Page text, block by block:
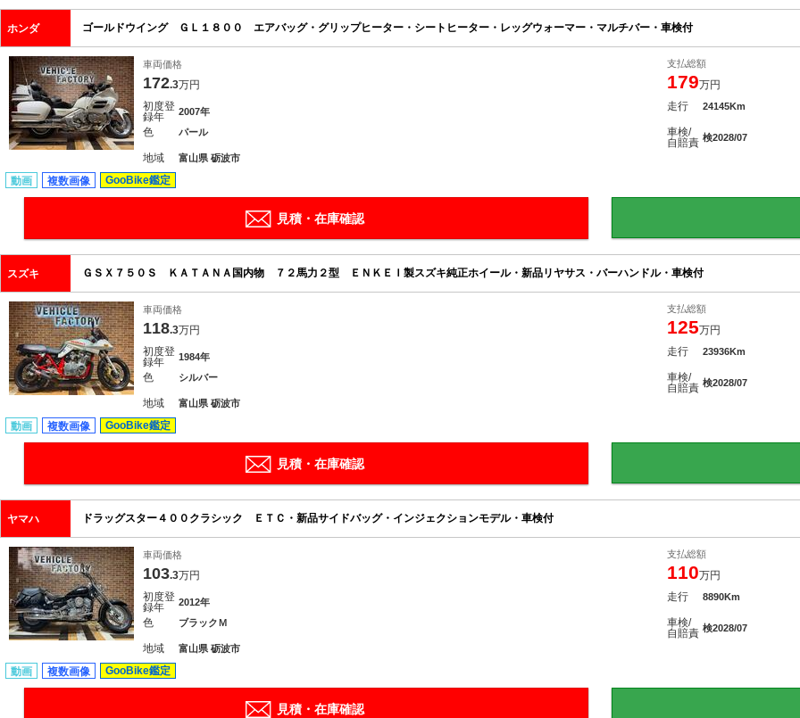
ホンダ ゴールドウイング ＧＬ１８００ エアバッグ・グリップヒーター・シートヒーター・レッグウォーマー・マルチバー・車検付
車両価格
172.3万円
支払総額
179万円
初度登
録年
2007年 走行 24145Km
色 パール
車検/
自賠責 検2028/07
地域 富山県 砺波市
動画 複数画像 GooBike鑑定
見積・在庫確認
スズキ ＧＳＸ７５０Ｓ ＫＡＴＡＮＡ国内物 ７２馬力２型 ＥＮＫＥＩ製スズキ純正ホイール・新品リヤサス・バーハンドル・車検付
車両価格
118.3万円
支払総額
125万円
初度登
録年
1984年 走行 23936Km
色 シルバー
車検/
自賠責 検2028/07
地域 富山県 砺波市
動画 複数画像 GooBike鑑定
見積・在庫確認
ヤマハ ドラッグスター４００クラシック ＥＴＣ・新品サイドバッグ・インジェクションモデル・車検付
車両価格
103.3万円
支払総額
110万円
初度登
録年
2012年 走行 8890Km
色 ブラックＭ
車検/
自賠責 検2028/07
地域 富山県 砺波市
動画 複数画像 GooBike鑑定
見積・在庫確認